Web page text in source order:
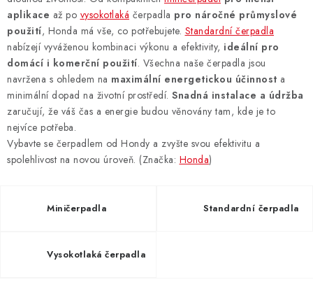
PROFI STROJE
PRODEJNY
SLUŽBY
ZNAČKY
KONTAKTY
OCHRANA OSOBNÍCH ÚDAJŮ
ODSTOUPENÍ OD SMLOUVY
DOPRAVA A PLATBA
aplikace až po vysokotlaká čerpadla pro náročné průmyslové
použití, Honda má vše, co potřebujete. Standardní čerpadla
nabízejí vyváženou kombinaci výkonu a efektivity, ideální pro
domácí i komerční použití. Všechna naše čerpadla jsou
navržena s ohledem na maximální energetickou účinnost a
minimální dopad na životní prostředí. Snadná instalace a údržba
zaručují, že váš čas a energie budou věnovány tam, kde je to
nejvíce potřeba.
Vybavte se čerpadlem od Hondy a zvyšte svou efektivitu a
spolehlivost na novou úroveň. (Značka: Honda)
Miničerpadla Standardní čerpadla
Vysokotlaká čerpadla